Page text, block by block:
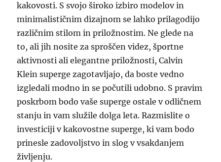
kakovosti. S svojo široko izbiro modelov in
minimalističnim dizajnom se lahko prilagodijo
različnim stilom in priložnostim. Ne glede na
to, ali jih nosite za sproščen videz, športne
aktivnosti ali elegantne priložnosti, Calvin
Klein superge zagotavljajo, da boste vedno
izgledali modno in se počutili udobno. S pravim
poskrbom bodo vaše superge ostale v odličnem
stanju in vam služile dolga leta. Razmislite o
investiciji v kakovostne superge, ki vam bodo
prinesle zadovoljstvo in slog v vsakdanjem
življenju.